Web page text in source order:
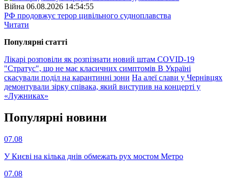
Війна 06.08.2026 14:54:55
РФ продовжує терор цивільного судноплавства
Читати
Популярнi статтi
Лікарі розповіли як розпізнати новий штам COVID-19
"Стратус", що не має класичних симптомів В Україні
скасували поділ на карантинні зони На алеї слави у Чернівцях
демонтували зірку співака, який виступив на концерті у
«Лужниках»
Популярнi новини
07.08
У Києві на кілька днів обмежать рух мостом Метро
07.08